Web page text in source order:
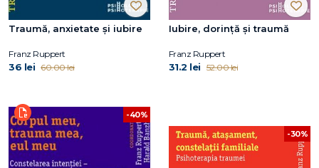
Traumă, anxietate și iubire
Franz Ruppert
36 lei 60.00 lei
Iubire, dorință și traumă
Franz Ruppert
31.2 lei 52.00 lei
-40%
-30%